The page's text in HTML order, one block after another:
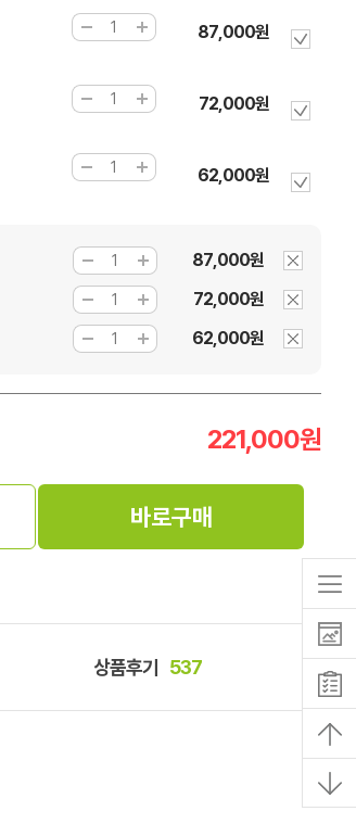
87,000원
72,000원
62,000원
87,000원
72,000원
62,000원
221,000원
바로구매
상품후기 537